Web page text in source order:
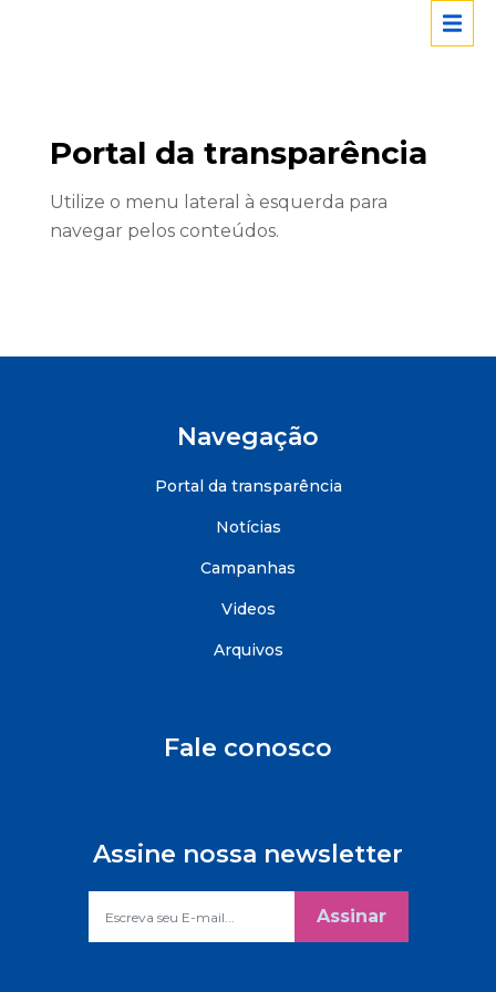
Portal da transparência
Utilize o menu lateral à esquerda para
navegar pelos conteúdos.
Navegação
Portal da transparência
Notícias
Campanhas
Videos
Arquivos
Fale conosco
Assine nossa newsletter
Assinar